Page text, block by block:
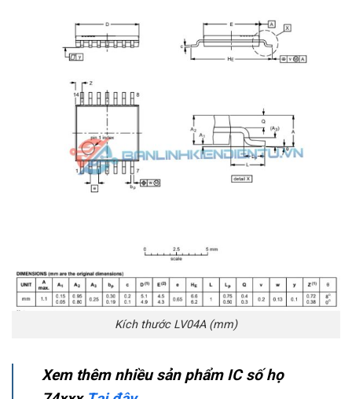
Kích thước LV04A (mm)
Xem thêm nhiều sản phẩm IC số họ